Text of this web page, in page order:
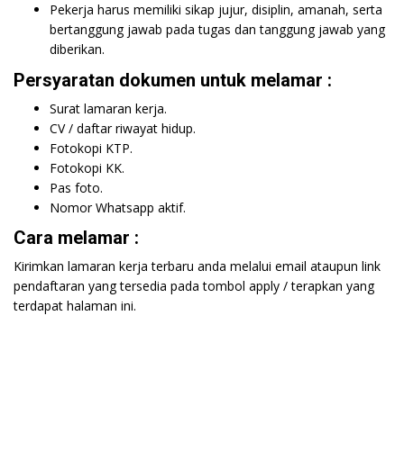
Pekerja harus memiliki sikap jujur, disiplin, amanah, serta
bertanggung jawab pada tugas dan tanggung jawab yang
diberikan.
Persyaratan dokumen untuk melamar :
Surat lamaran kerja.
CV / daftar riwayat hidup.
Fotokopi KTP.
Fotokopi KK.
Pas foto.
Nomor Whatsapp aktif.
Cara melamar :
Kirimkan lamaran kerja terbaru anda melalui email ataupun link
pendaftaran yang tersedia pada tombol apply / terapkan yang
terdapat halaman ini.